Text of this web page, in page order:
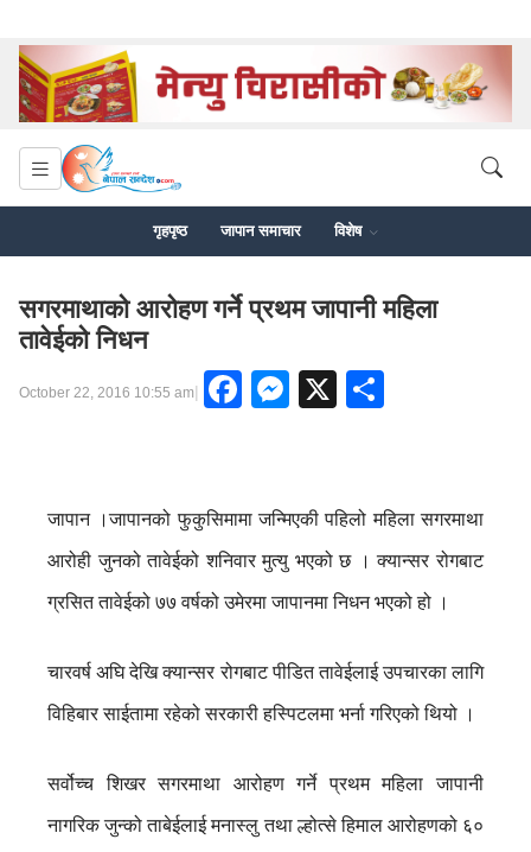
गृहपृष्ठ जापान समाचार विशेष
सगरमाथाको आरोहण गर्ने प्रथम जापानी महिला
तावेईको निधन
October 22, 2016 10:55 am| Facebook
Messenger
X
जापान ।जापानको फुकुसिमामा जन्मिएकी पहिलो महिला सगरमाथा
आरोही जुनको तावेईको शनिवार मुत्यु भएको छ । क्यान्सर रोगबाट
ग्रसित तावेईको ७७ वर्षको उमेरमा जापानमा निधन भएको हो ।
चारवर्ष अघि देखि क्यान्सर रोगबाट पीडित तावेईलाई उपचारका लागि
विहिबार साईतामा रहेको सरकारी हस्पिटलमा भर्ना गरिएको थियो ।
सर्वोच्च शिखर सगरमाथा आरोहण गर्ने प्रथम महिला जापानी
नागरिक जुन्को ताबेईलाई मनास्लु तथा ल्होत्से हिमाल आरोहणको ६०